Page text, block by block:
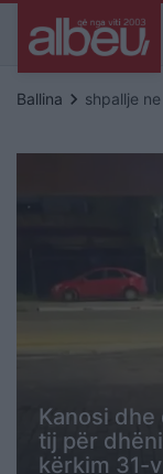
Ballina keyboard_arrow_right shpallje
Kanosi
tij për
kërkim 31-